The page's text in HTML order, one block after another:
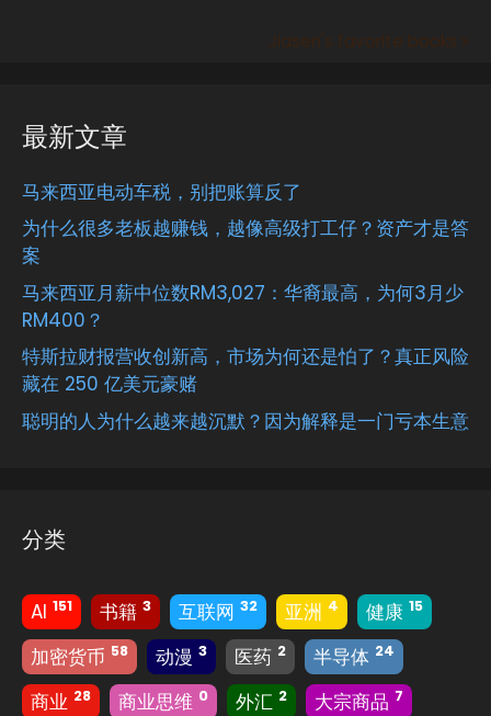
最新文章
马来西亚电动车税，别把账算反了
为什么很多老板越赚钱，越像高级打工仔？资产才是答
案
马来西亚月薪中位数RM3,027：华裔最高，为何3月少
RM400？
特斯拉财报营收创新高，市场为何还是怕了？真正风险
藏在 250 亿美元豪赌
聪明的人为什么越来越沉默？因为解释是一门亏本生意
分类
AI 151 书籍 3 互联网 32 亚洲 4 健康 15
加密货币 58 动漫 3 医药 2 半导体 24
商业 28 商业思维 0 外汇 2 大宗商品 7